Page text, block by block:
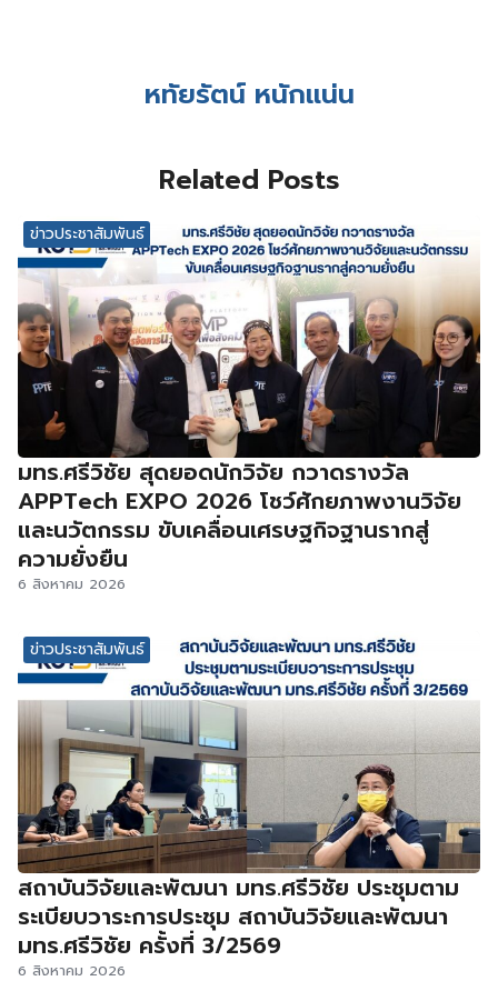
หทัยรัตน์ หนักแน่น
Related Posts
ข่าวประชาสัมพันธ์
มทร.ศรีวิชัย สุดยอดนักวิจัย กวาดรางวัล
APPTech EXPO 2026 โชว์ศักยภาพงานวิจัย
และนวัตกรรม ขับเคลื่อนเศรษฐกิจฐานรากสู่
ความยั่งยืน
6 สิงหาคม 2026
ข่าวประชาสัมพันธ์
สถาบันวิจัยและพัฒนา มทร.ศรีวิชัย ประชุมตาม
ระเบียบวาระการประชุม สถาบันวิจัยและพัฒนา
มทร.ศรีวิชัย ครั้งที่ 3/2569
6 สิงหาคม 2026